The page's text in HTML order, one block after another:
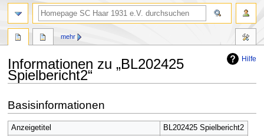
Hilfe
Informationen zu „BL202425
Spielbericht2“
Navigation
springen
Suche
springen
Basisinformationen
Anzeigetitel
BL202425 Spielbericht2
mehr
Suche